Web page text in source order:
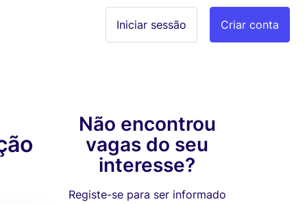
Criar conta
Iniciar sessão
Não encontrou
vagas do seu
interesse?
Registe-se para ser informado